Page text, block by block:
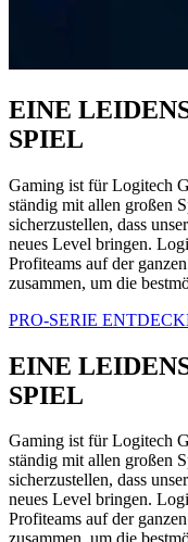
EINE
SPIEL
Gaming ist für Logitech
ständig mit allen großen
sicherzustellen, dass
neues Level bringen.
Profiteams auf der
zusammen, um die
PRO-SERIE
EINE
SPIEL
Gaming ist für Logitech
ständig mit allen großen
sicherzustellen, dass
neues Level bringen.
Profiteams auf der